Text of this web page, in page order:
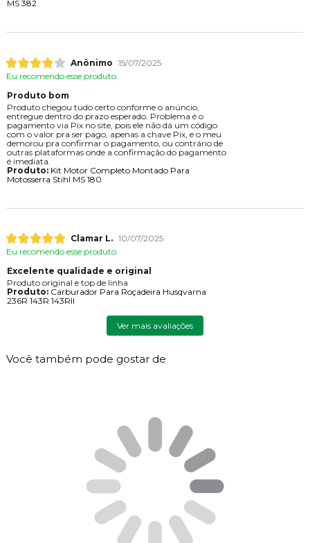
MS 382
Anônimo 15/07/2025
Eu recomendo esse produto.
Produto bom
Produto chegou tudo certo conforme o anúncio,
entregue dentro do prazo esperado. Problema é o
pagamento via Pix no site, pois ele não dá um código
com o valor pra ser pago, apenas a chave Pix, e o meu
demorou pra confirmar o pagamento, ou contrário de
outras plataformas onde a confirmação do pagamento
é imediata.
Produto:Kit Motor Completo Montado Para
Motosserra Stihl MS 180
Clamar L. 10/07/2025
Eu recomendo esse produto.
Excelente qualidade e original
Produto original e top de linha
Produto:Carburador Para Roçadeira Husqvarna
236R 143R 143RII
Ver mais avaliações
Você também pode gostar de